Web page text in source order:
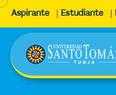
Aspirante Estudiante